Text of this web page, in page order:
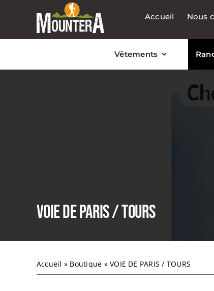
Accueil Nous
Vêtements
VOIE DE PARIS / TOURS
Accueil » Boutique »VOIE DE PARIS / TOURS